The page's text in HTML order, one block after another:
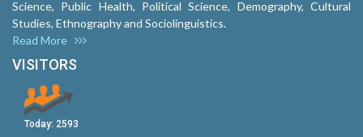
Science, Public Health, Political Science, Demography, Cultural
Studies, Ethnography and Sociolinguistics.
Read More
VISITORS
Today: 2593